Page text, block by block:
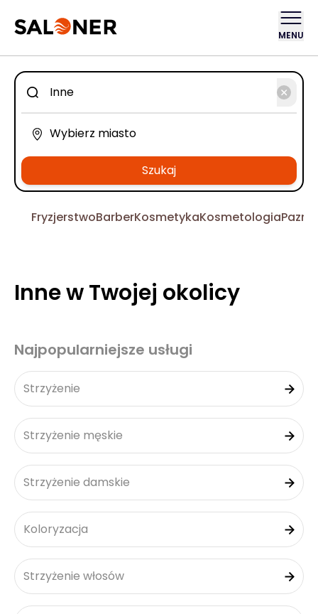
MENU
Szukaj
FryzjerstwoBarberKosmetykaKosmetologia
Inne w Twojej okolicy
Najpopularniejsze usługi
Strzyżenie
Strzyżenie męskie
Strzyżenie damskie
Koloryzacja
Strzyżenie włosów